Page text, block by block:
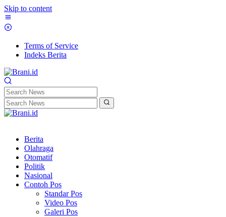
Skip to content
Terms of Service
Indeks Berita
Berita
Olahraga
Otomatif
Politik
Nasional
Contoh Pos
Standar Pos
Video Pos
Galeri Pos